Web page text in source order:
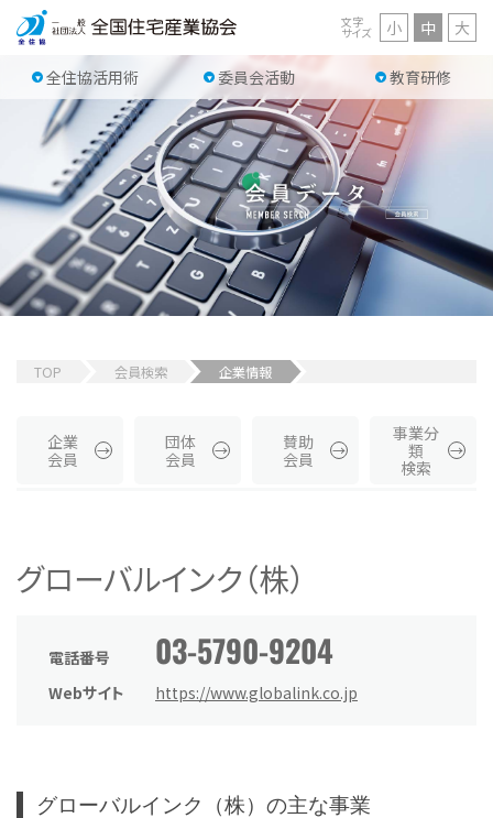
全住協活用術 委員会活動 教育研修
文字
サイズ 小 中 大
TOP 会員検索 企業情報
企業
会員
団体
会員
賛助
会員
事業分
類
検索
グローバルインク（株）
電話番号 03-5790-9204
Webサイト https://www.globalink.co.jp
グローバルインク（株）の主な事業